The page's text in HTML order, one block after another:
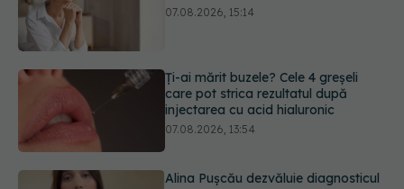
Ți-ai mărit buzele? Cele 4 greșeli
Alina Pușcău dezvăluie diagnosticul
care i-a schimbat viața: Am cancer